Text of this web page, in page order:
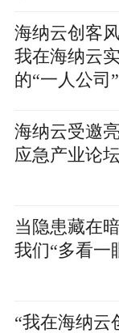
海纳云创客
我在海纳云
的“一人公司”
海纳云受邀
应急产业论
当隐患藏在
我们“多看一
“我在海纳云